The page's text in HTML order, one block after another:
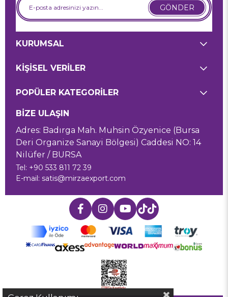
GÖNDER
KURUMSAL
KİŞİSEL VERİLER
POPÜLER KATEGORİLER
BİZE ULAŞIN
Adres: Badırga Mah. Muhsin Özyenice (Bursa
Deri Organize Sanayi Bölgesi) Caddesi NO: 14
Nilüfer / BURSA
Tel: +90 533 811 72 39
E-mail: satis@mirzaexport.com